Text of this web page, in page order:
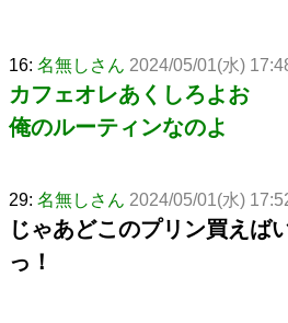
16: 名無しさん 2024/05/01(水)
カフェオレあくしろよお
俺のルーティンなのよ
29: 名無しさん 2024/05/01(水)
じゃあどこのプリン買えば
っ！